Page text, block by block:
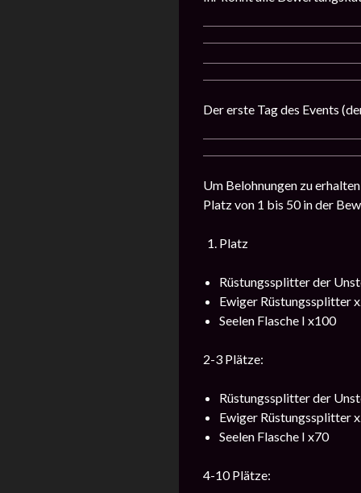
Der erste Tag des Events
Um Belohnungen zu
Platz von 1 bis 50 in der
Platz
Rüstungssplitter der
Ewiger Rüstungssplitter
Seelen Flasche I x100
2-3 Plätze:
Rüstungssplitter der
Ewiger Rüstungssplitter
Seelen Flasche I x70
4-10 Plätze: